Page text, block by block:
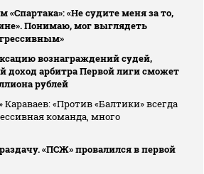
«Спартака»: «Не судите меня за то,
Понимаю, мог выглядеть
вознаграждений судей,
доход арбитра Первой лиги сможет
рублей
Караваев: «Против «Балтики» всегда
команда, много
«ПСЖ» провалился в первой